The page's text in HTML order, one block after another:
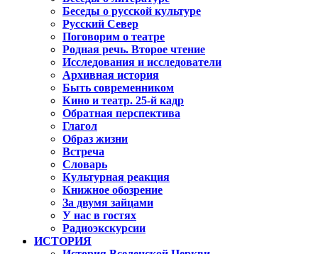
Беседы о русской культуре
Русский Север
Поговорим о театре
Родная речь. Второе чтение
Исследования и исследователи
Архивная история
Быть современником
Кино и театр. 25-й кадр
Обратная перспектива
Глагол
Образ жизни
Встреча
Словарь
Культурная реакция
Книжное обозрение
За двумя зайцами
У нас в гостях
Радиоэкскурсии
ИСТОРИЯ